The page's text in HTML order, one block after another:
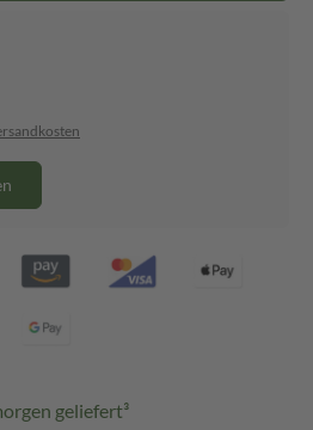
geliefert³